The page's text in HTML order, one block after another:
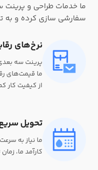
ما خدمات طراحی و پرینت
سفارشی سازی کرده و به
نرخ‌های
پرینت سه
ما قیمت‌های
از کیفیت کار
تحویل
ما نیاز به
کارآمد ما،